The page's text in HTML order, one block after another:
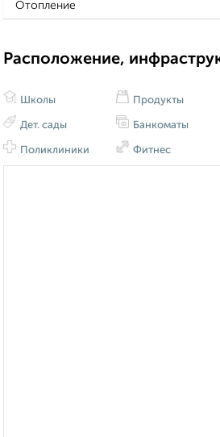
Отопление
Расположение,
Школы
Дет. сады
Поликлиники
Продукты
Банкоматы
Фитнес